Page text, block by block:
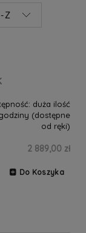
Z
duża ilość
(dostępne
od ręki)
2 889,00 zł
Do Koszyka